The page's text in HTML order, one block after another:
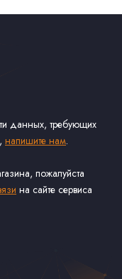
данных, требующих
напишите нам.
пожалуйста
на сайте сервиса